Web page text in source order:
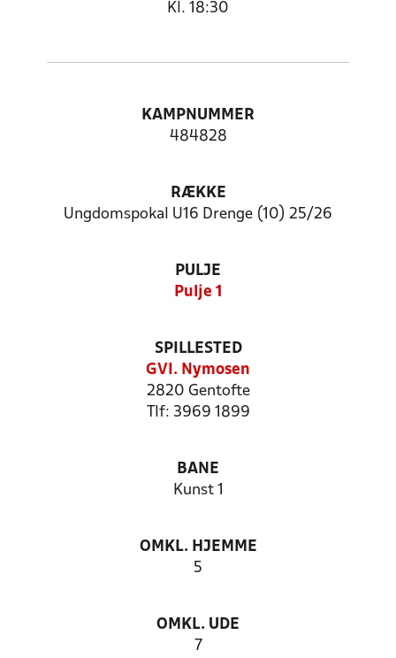
Kl. 18:30
KAMPNUMMER
484828
RÆKKE
Ungdomspokal U16 Drenge (10) 25/26
PULJE
Pulje 1
SPILLESTED
GVI. Nymosen
2820 Gentofte
Tlf: 3969 1899
BANE
Kunst 1
OMKL. HJEMME
5
OMKL. UDE
7